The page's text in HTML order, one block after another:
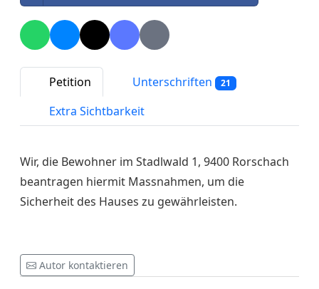
Petition Unterschriften 21
Extra Sichtbarkeit
Wir, die Bewohner im Stadlwald 1, 9400 Rorschach
beantragen hiermit Massnahmen, um die
Sicherheit des Hauses zu gewährleisten.
Autor kontaktieren